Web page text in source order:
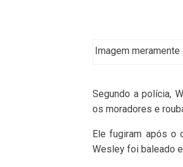
Imagem
Segundo a polícia,
os moradores e
Ele fugiram após o
Wesley foi baleado